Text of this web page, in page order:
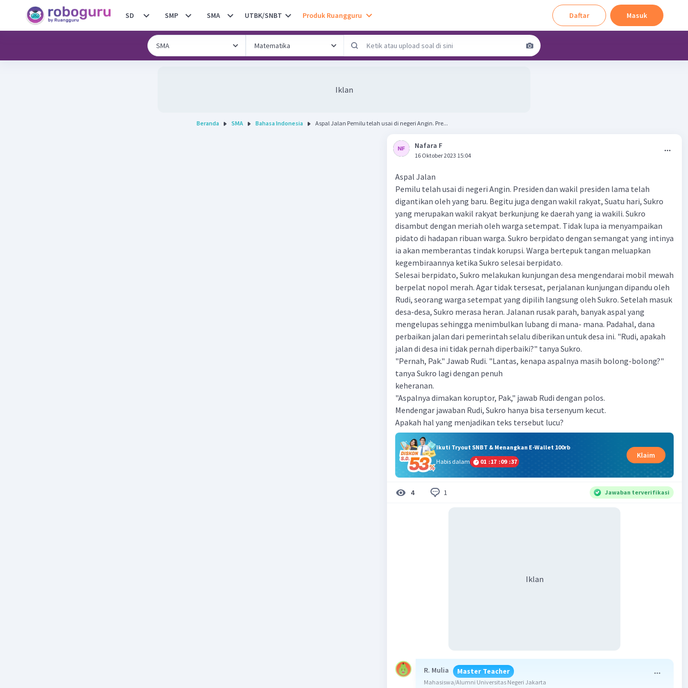
SD SMP SMA UTBK/SNBT Produk Ruangguru Daftar Masuk
Iklan
Beranda SMA Bahasa Indonesia Aspal Jalan Pemilu telah usai di negeri Angin. Pre...
Nafara F
16 Oktober 2023 15:04
Aspal Jalan
Pemilu telah usai di negeri Angin. Presiden dan wakil presiden lama telah
digantikan oleh yang baru. Begitu juga dengan wakil rakyat, Suatu hari, Sukro
yang merupakan wakil rakyat berkunjung ke daerah yang ia wakili. Sukro
disambut dengan meriah oleh warga setempat. Tidak lupa ia menyampaikan
pidato di hadapan ribuan warga. Sukro berpidato dengan semangat yang intinya
ia akan memberantas tindak korupsi. Warga bertepuk tangan meluapkan
kegembiraannya ketika Sukro selesai berpidato.
Selesai berpidato, Sukro melakukan kunjungan desa mengendarai mobil mewah
berpelat nopol merah. Agar tidak tersesat, perjalanan kunjungan dipandu oleh
Rudi, seorang warga setempat yang dipilih langsung oleh Sukro. Setelah masuk
desa-desa, Sukro merasa heran. Jalanan rusak parah, banyak aspal yang
mengelupas sehingga menimbulkan lubang di mana- mana. Padahal, dana
perbaikan jalan dari pemerintah selalu diberikan untuk desa ini. "Rudi, apakah
jalan di desa ini tidak pernah diperbaiki?" tanya Sukro.
"Pernah, Pak." Jawab Rudi. "Lantas, kenapa aspalnya masih bolong-bolong?"
tanya Sukro lagi dengan penuh
keheranan.
"Aspalnya dimakan koruptor, Pak," jawab Rudi dengan polos.
Mendengar jawaban Rudi, Sukro hanya bisa tersenyum kecut.
Apakah hal yang menjadikan teks tersebut lucu?
Ikuti Tryout SNBT & Menangkan E-Wallet 100rb
Habis dalam
01 :17 :09 :36
Klaim
4 1 Jawaban terverifikasi
Iklan
R. Mulia Master Teacher
Mahasiswa/Alumni Universitas Negeri Jakarta